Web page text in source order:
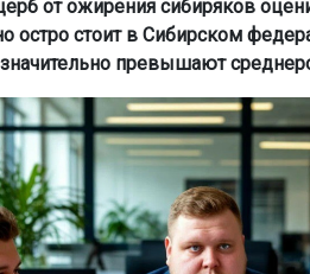
от ожирения сибиряков
остро стоит в Сибирском
превышают